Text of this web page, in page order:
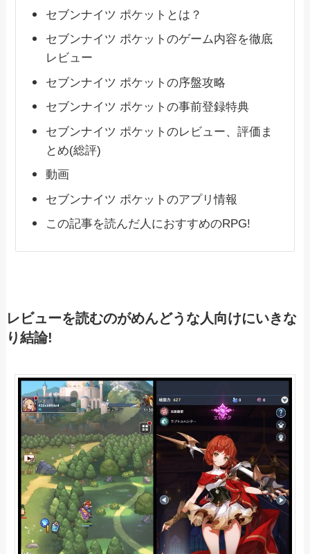
セブンナイツ ポケットとは？
セブンナイツ ポケットのゲーム内容を徹底
レビュー
セブンナイツ ポケットの序盤攻略
セブンナイツ ポケットの事前登録特典
セブンナイツ ポケットのレビュー、評価ま
とめ(総評)
動画
セブンナイツ ポケットのアプリ情報
この記事を読んだ人におすすめのRPG!
レビューを読むのがめんどうな人向けにいきな
り結論!